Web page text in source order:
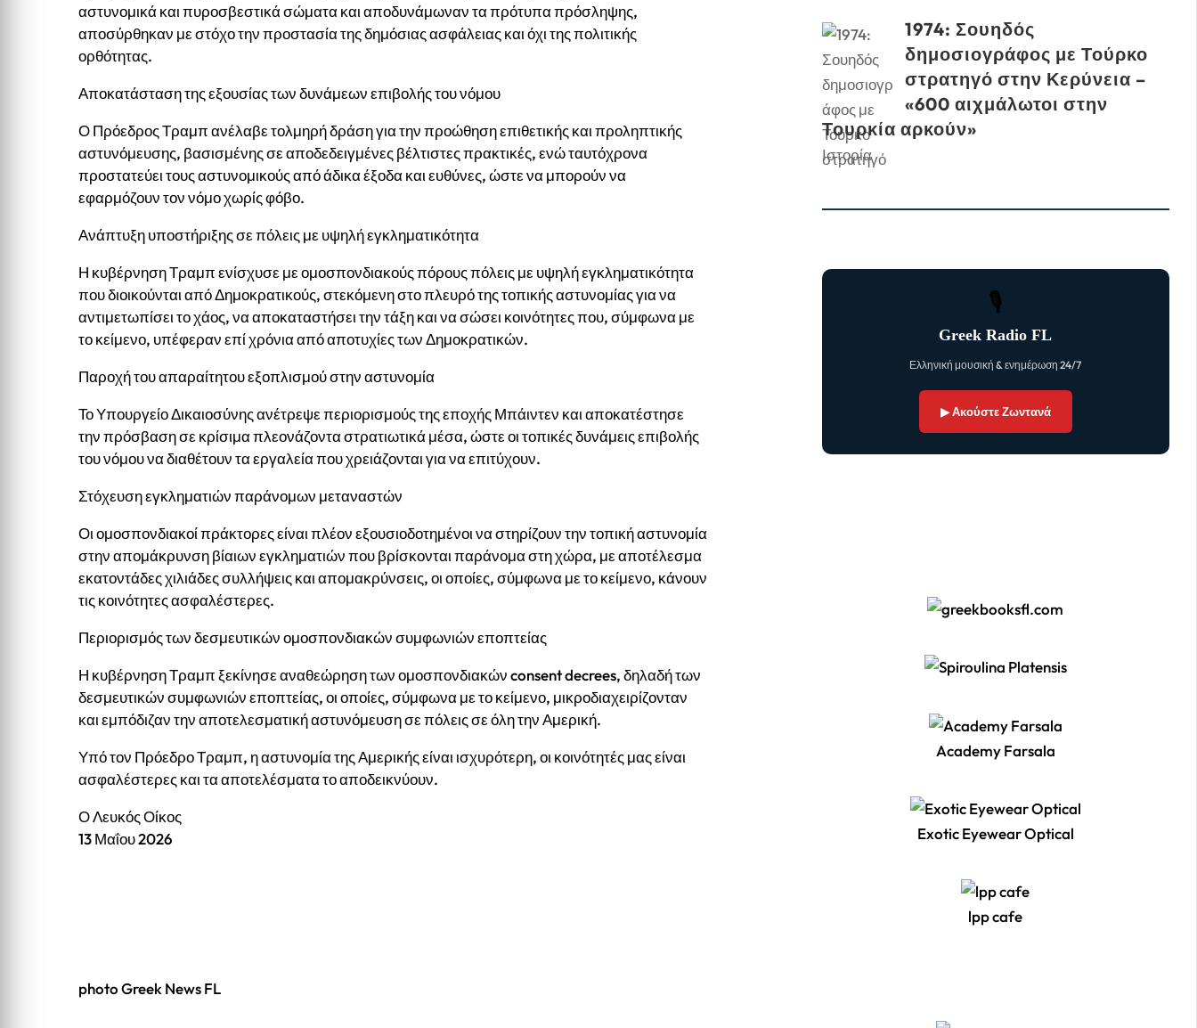
αστυνομικά και πυροσβεστικά σώματα και αποδυνάμωναν τα πρότυπα πρόσληψης,
αποσύρθηκαν με στόχο την προστασία της δημόσιας ασφάλειας και όχι της πολιτικής
ορθότητας.
Αποκατάσταση της εξουσίας των δυνάμεων επιβολής του νόμου
Ο Πρόεδρος Τραμπ ανέλαβε τολμηρή δράση για την προώθηση επιθετικής και προληπτικής
αστυνόμευσης, βασισμένης σε αποδεδειγμένες βέλτιστες πρακτικές, ενώ ταυτόχρονα
προστατεύει τους αστυνομικούς από άδικα έξοδα και ευθύνες, ώστε να μπορούν να
εφαρμόζουν τον νόμο χωρίς φόβο.
Ανάπτυξη υποστήριξης σε πόλεις με υψηλή εγκληματικότητα
Η κυβέρνηση Τραμπ ενίσχυσε με ομοσπονδιακούς πόρους πόλεις με υψηλή εγκληματικότητα
που διοικούνται από Δημοκρατικούς, στεκόμενη στο πλευρό της τοπικής αστυνομίας για να
αντιμετωπίσει το χάος, να αποκαταστήσει την τάξη και να σώσει κοινότητες που, σύμφωνα με
το κείμενο, υπέφεραν επί χρόνια από αποτυχίες των Δημοκρατικών.
Παροχή του απαραίτητου εξοπλισμού στην αστυνομία
Το Υπουργείο Δικαιοσύνης ανέτρεψε περιορισμούς της εποχής Μπάιντεν και αποκατέστησε
την πρόσβαση σε κρίσιμα πλεονάζοντα στρατιωτικά μέσα, ώστε οι τοπικές δυνάμεις επιβολής
του νόμου να διαθέτουν τα εργαλεία που χρειάζονται για να επιτύχουν.
Στόχευση εγκληματιών παράνομων μεταναστών
Οι ομοσπονδιακοί πράκτορες είναι πλέον εξουσιοδοτημένοι να στηρίζουν την τοπική αστυνομία
στην απομάκρυνση βίαιων εγκληματιών που βρίσκονται παράνομα στη χώρα, με αποτέλεσμα
εκατοντάδες χιλιάδες συλλήψεις και απομακρύνσεις, οι οποίες, σύμφωνα με το κείμενο, κάνουν
τις κοινότητες ασφαλέστερες.
Περιορισμός των δεσμευτικών ομοσπονδιακών συμφωνιών εποπτείας
Η κυβέρνηση Τραμπ ξεκίνησε αναθεώρηση των ομοσπονδιακών consent decrees, δηλαδή των
δεσμευτικών συμφωνιών εποπτείας, οι οποίες, σύμφωνα με το κείμενο, μικροδιαχειρίζονταν
και εμπόδιζαν την αποτελεσματική αστυνόμευση σε πόλεις σε όλη την Αμερική.
Υπό τον Πρόεδρο Τραμπ, η αστυνομία της Αμερικής είναι ισχυρότερη, οι κοινότητές μας είναι
ασφαλέστερες και τα αποτελέσματα το αποδεικνύουν.
Ο Λευκός Οίκος
13 Μαΐου 2026
photo Greek News FL
1974: Σουηδός
δημοσιογράφος με Τούρκο
στρατηγό στην Κερύνεια –
«600 αιχμάλωτοι στην
Τουρκία αρκούν»
Ιστορία
🎙
Greek Radio FL
Ελληνική μουσική & ενημέρωση 24/7
▶ Ακούστε Ζωντανά
Academy Farsala
Exotic Eyewear Optical
lpp cafe